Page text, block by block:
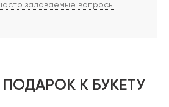
задаваемые вопросы
К БУКЕТУ